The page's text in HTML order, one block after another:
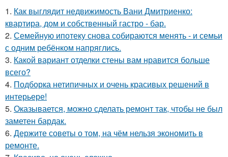
1. Как выглядит недвижимость Вани Дмитриенко:
квартира, дом и собственный гастро - бар.
2. Семейную ипотеку снова собираются менять - и семьи
с одним ребёнком напряглись.
3. Какой вариант отделки стены вам нравится больше
всего?
4. Подборка нетипичных и очень красивых решений в
интерьере!
5. Оказывается, можно сделать ремонт так, чтобы не был
заметен бардак.
6. Держите советы о том, на чём нельзя экономить в
ремонте.